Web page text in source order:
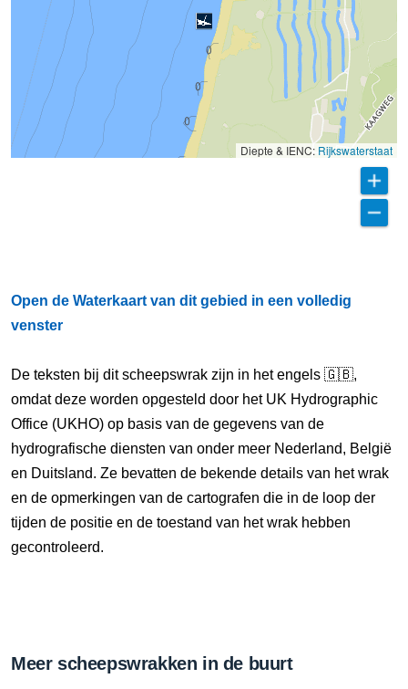
Diepte & IENC: Rijkswaterstaat
Open de Waterkaart van dit gebied in een volledig
venster
De teksten bij dit scheepswrak zijn in het engels 🇬🇧,
omdat deze worden opgesteld door het UK Hydrographic
Office (UKHO) op basis van de gegevens van de
hydrografische diensten van onder meer Nederland, België
en Duitsland. Ze bevatten de bekende details van het wrak
en de opmerkingen van de cartografen die in de loop der
tijden de positie en de toestand van het wrak hebben
gecontroleerd.
Meer scheepswrakken in de buurt